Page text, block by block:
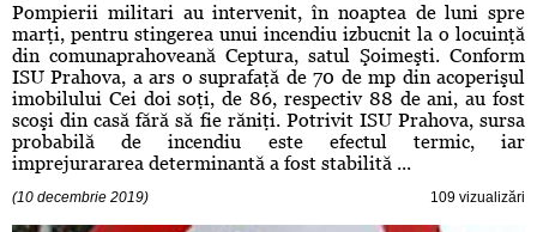
Pompierii militari au intervenit, în noaptea de luni spre
marţi, pentru stingerea unui incendiu izbucnit la o locuinţă
din comunaprahoveană Ceptura, satul Şoimeşti. Conform
ISU Prahova, a ars o suprafaţă de 70 de mp din acoperişul
imobilului Cei doi soţi, de 86, respectiv 88 de ani, au fost
scoşi din casă fără să fie răniţi. Potrivit ISU Prahova, sursa
probabilă de incendiu este efectul termic, iar
imprejurararea determinantă a fost stabilită ...
(10 decembrie 2019) 109 vizualizări